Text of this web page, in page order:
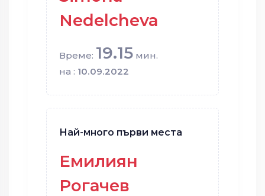
Nedelcheva
Време: 19.15 мин.
на : 10.09.2022
Най-много първи места
Емилиян
Рогачев